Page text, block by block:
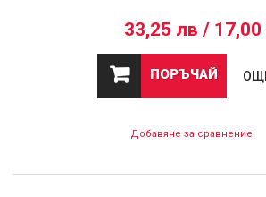
33,25 лв / 17,00
ПОРЪЧАЙ
Добавяне за сравнение